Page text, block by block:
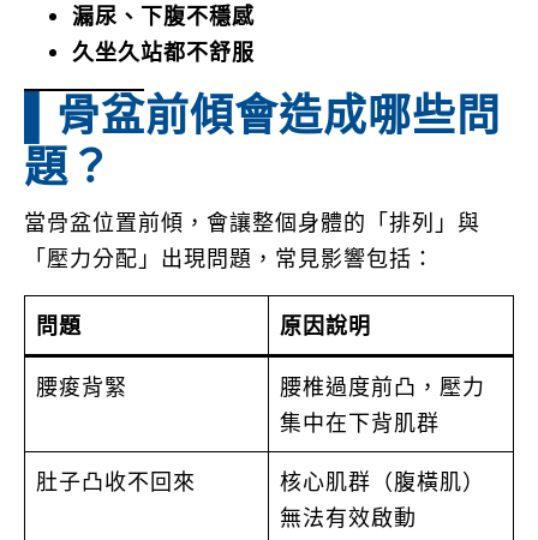
漏尿、下腹不穩感
久坐久站都不舒服
▌骨盆前傾會造成哪些問
題？
當骨盆位置前傾，會讓整個身體的「排列」與
「壓力分配」出現問題，常見影響包括：
問題 原因說明
腰痠背緊
腰椎過度前凸，壓力
集中在下背肌群
肚子凸收不回來
核心肌群（腹橫肌）
無法有效啟動